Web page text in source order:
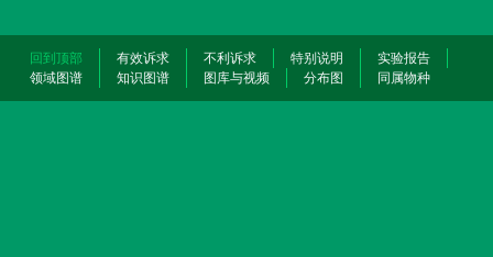
回到顶部 有效诉求 不利诉求 特别说明
实验报告
领域图谱
知识图谱 图库与视频 分布图 同属物种